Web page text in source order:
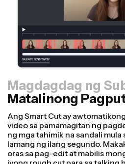
Magdagdag ng
Matalinong
Resizer